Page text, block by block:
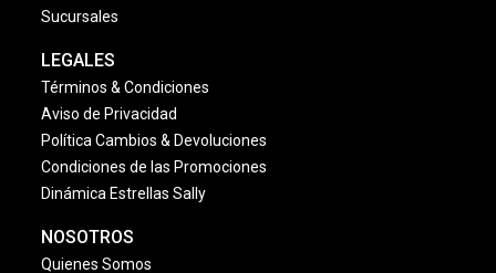
Sucursales
LEGALES
Términos & Condiciones
Aviso de Privacidad
Política Cambios & Devoluciones
Condiciones de las Promociones
Dinámica Estrellas Sally
NOSOTROS
Quienes Somos